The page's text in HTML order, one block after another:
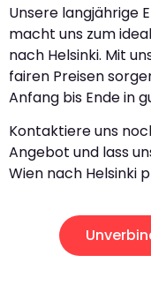
Unsere langjährige
macht uns zum
nach Helsinki. Mit
fairen Preisen
Anfang bis Ende in
Kontaktiere uns
Angebot und lass
Wien nach Helsinki